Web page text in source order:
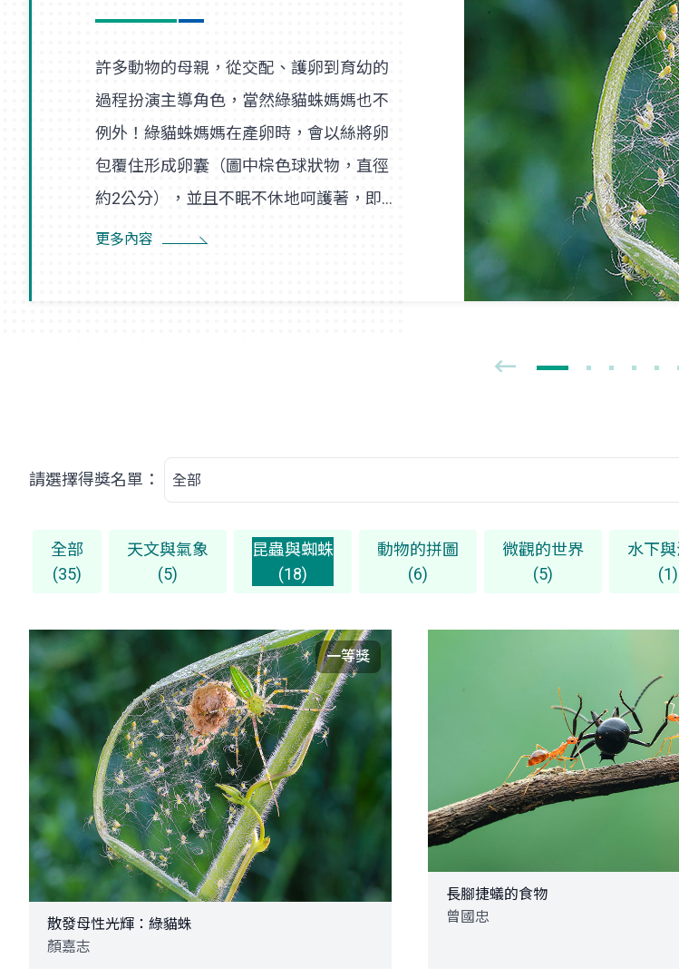
許多動物的母親，從交配、護卵到育幼的
過程扮演主導角色，當然綠貓蛛媽媽也不
例外！綠貓蛛媽媽在產卵時，會以絲將卵
包覆住形成卵囊（圖中棕色球狀物，直徑
約2公分），並且不眠不休地呵護著，即使
尋找食物也是在一定範圍內，隨時防患並
更多內容
請選擇得獎名單：
全部
(35)
天文與氣象
(5)
昆蟲與蜘蛛
(18)
動物的拼圖
(6)
微觀的世界
(5)
水下
(1)
一等獎
散發母性光輝：綠貓蛛
顏嘉志
長腳捷蟻的食物
曾國忠